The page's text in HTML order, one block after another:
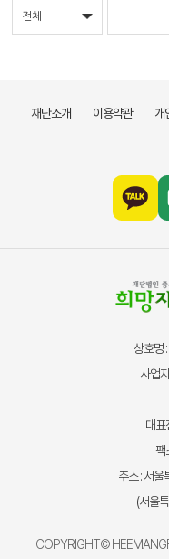
재단소개 이용약관 개
상호명
사업
대
주소 : 서
(서울
COPYRIGHT©